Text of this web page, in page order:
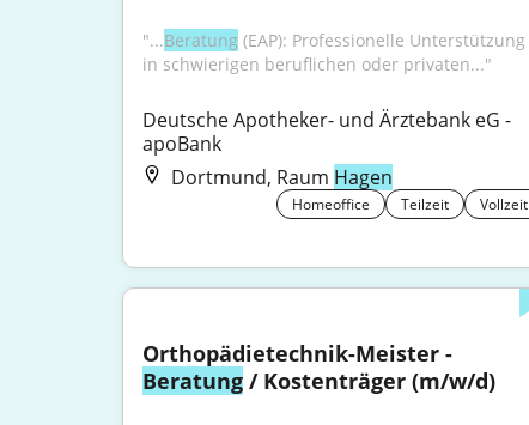
"...Beratung (EAP): Professionelle Unterstützung
in schwierigen beruflichen oder privaten..."
Deutsche Apotheker- und Ärztebank eG -
apoBank
Dortmund, Raum Hagen
Homeoffice Teilzeit Vollzeit
Beratung / Kostenträger (m/w/d)